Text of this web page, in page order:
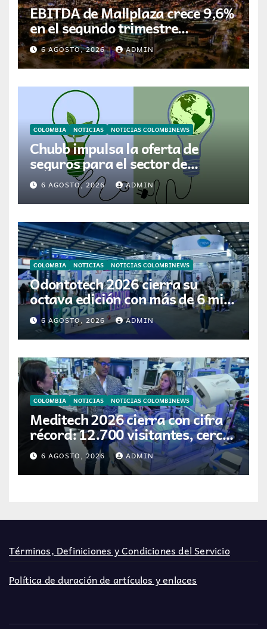
EBITDA de Mallplaza crece 9,6%
en el segundo trimestre
mientras avanza en su plan de
crecimiento en Colombia
6 AGOSTO, 2026 ADMIN
COLOMBIA NOTICIAS NOTICIAS COLOMBINEWS
Chubb impulsa la oferta de
seguros para el sector de
energías renovables en América
Latina
6 AGOSTO, 2026 ADMIN
COLOMBIA NOTICIAS NOTICIAS COLOMBINEWS
Odontotech 2026 cierra su
octava edición con más de 6 mil
visitantes
6 AGOSTO, 2026 ADMIN
COLOMBIA NOTICIAS NOTICIAS COLOMBINEWS
Meditech 2026 cierra con cifra
récord: 12.700 visitantes, cerca
de 300 expositores y 16 países
participantes
6 AGOSTO, 2026 ADMIN
Términos, Definiciones y Condiciones del Servicio
Política de duración de artículos y enlaces